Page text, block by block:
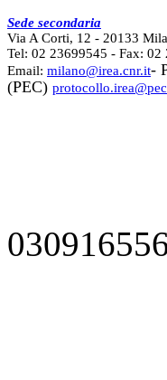
Sede secondaria
Via A Corti, 12 - 20133
Tel: 02 23699545 - Fax: 02
Email: milano@irea.cnr.it-
(PEC)